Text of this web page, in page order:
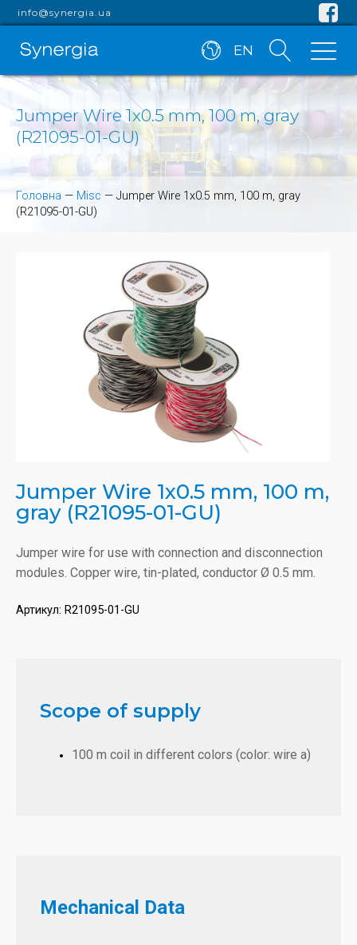
info@synergia.ua
EN
Jumper Wire 1x0.5 mm, 100 m, gray
(R21095-01-GU)
Головна — Misc — Jumper Wire 1x0.5 mm, 100 m, gray
(R21095-01-GU)
Jumper Wire 1x0.5 mm, 100 m,
gray (R21095-01-GU)
Jumper wire for use with connection and disconnection
modules. Copper wire, tin-plated, conductor Ø 0.5 mm.
Артикул: R21095-01-GU
Scope of supply
100 m coil in different colors (color: wire a)
Mechanical Data